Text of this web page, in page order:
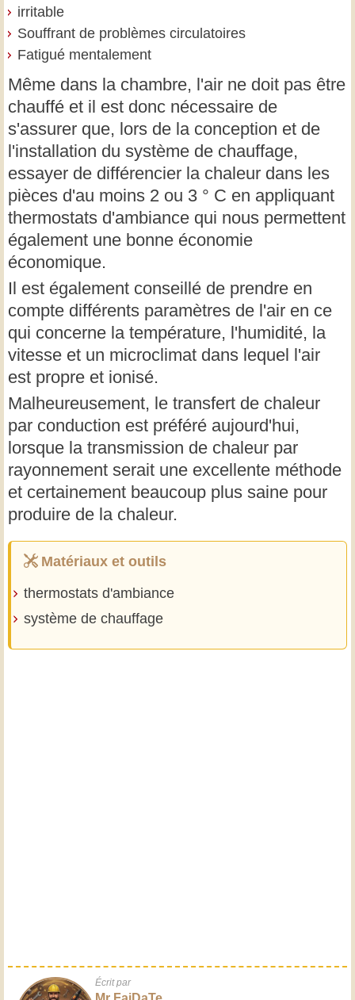
irritable
Souffrant de problèmes circulatoires
Fatigué mentalement
Même dans la chambre, l'air ne doit pas être
chauffé et il est donc nécessaire de
s'assurer que, lors de la conception et de
l'installation du système de chauffage,
essayer de différencier la chaleur dans les
pièces d'au moins 2 ou 3 ° C en appliquant
thermostats d'ambiance qui nous permettent
également une bonne économie
économique.
Il est également conseillé de prendre en
compte différents paramètres de l'air en ce
qui concerne la température, l'humidité, la
vitesse et un microclimat dans lequel l'air
est propre et ionisé.
Malheureusement, le transfert de chaleur
par conduction est préféré aujourd'hui,
lorsque la transmission de chaleur par
rayonnement serait une excellente méthode
et certainement beaucoup plus saine pour
produire de la chaleur.
Matériaux et outils
thermostats d'ambiance
système de chauffage
Écrit par